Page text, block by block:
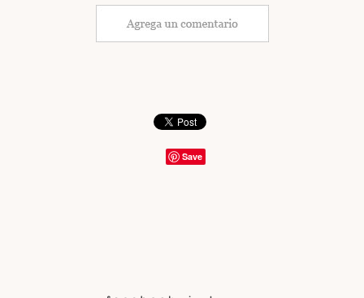
Save